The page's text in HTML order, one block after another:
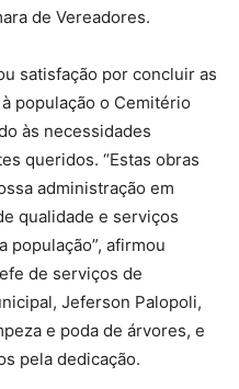
de Vereadores.
satisfação por concluir as
população o Cemitério
às necessidades
queridos. “Estas obras
administração em
qualidade e serviços
população”, afirmou
de serviços de
Jeferson Palopoli,
e poda de árvores, e
pela dedicação.